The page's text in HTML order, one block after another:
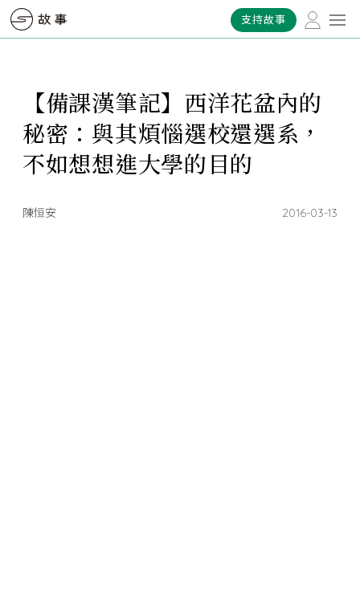
支持故事
【備課漢筆記】西洋花盆內的
秘密：與其煩惱選校還選系，
不如想想進大學的目的
陳恒安 2016-03-13